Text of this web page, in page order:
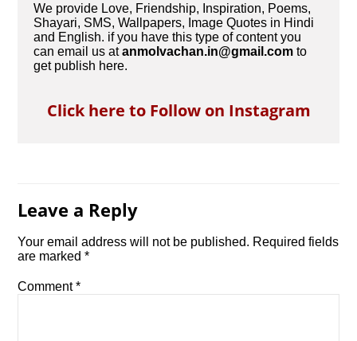
We provide Love, Friendship, Inspiration, Poems,
Shayari, SMS, Wallpapers, Image Quotes in Hindi
and English. if you have this type of content you
can email us atanmolvachan.in@gmail.com to
get publish here.
Click here to Follow on Instagram
Leave a Reply
Your email address will not be published. Required fields
are marked*
Comment*